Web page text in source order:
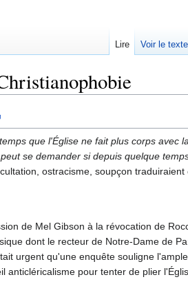
que l'Église ne fait plus corps avec
se demander si depuis quelque
ostracisme, soupçon
de Mel Gibson à la révocation de
dont le recteur de Notre-Dame de
urgent qu'une enquête souligne
anticléricalisme pour tenter de plier
Lire Voir le